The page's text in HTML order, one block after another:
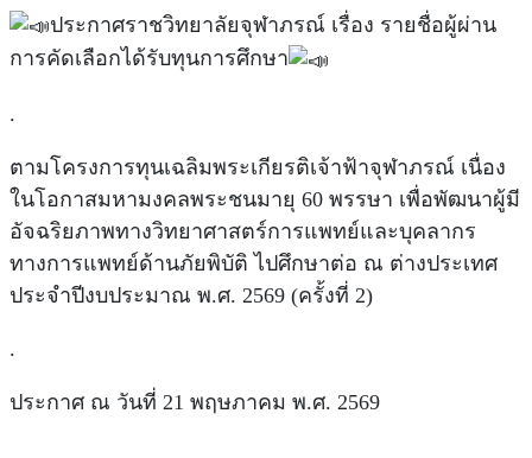
ประกาศราชวิทยาลัยจุฬาภรณ์ เรื่อง รายชื่อผู้ผ่าน
การคัดเลือกได้รับทุนการศึกษา
.
ตามโครงการทุนเฉลิมพระเกียรติเจ้าฟ้าจุฬาภรณ์ เนื่อง
ในโอกาสมหามงคลพระชนมายุ 60 พรรษา เพื่อพัฒนาผู้มี
อัจฉริยภาพทางวิทยาศาสตร์การแพทย์และบุคลากร
ทางการแพทย์ด้านภัยพิบัติ ไปศึกษาต่อ ณ ต่างประเทศ
ประจำปีงบประมาณ พ.ศ. 2569 (ครั้งที่ 2)
.
ประกาศ ณ วันที่ 21 พฤษภาคม พ.ศ. 2569